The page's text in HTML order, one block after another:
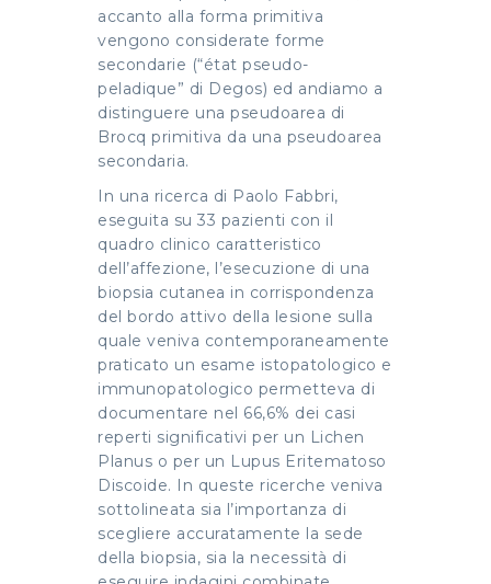
accanto alla forma primitiva
vengono considerate forme
secondarie (“état pseudo-
peladique” di Degos) ed andiamo a
distinguere una pseudoarea di
Brocq primitiva da una pseudoarea
secondaria.
In una ricerca di Paolo Fabbri,
eseguita su 33 pazienti con il
quadro clinico caratteristico
dell’affezione, l’esecuzione di una
biopsia cutanea in corrispondenza
del bordo attivo della lesione sulla
quale veniva contemporaneamente
praticato un esame istopatologico e
immunopatologico permetteva di
documentare nel 66,6% dei casi
reperti significativi per un Lichen
Planus o per un Lupus Eritematoso
Discoide. In queste ricerche veniva
sottolineata sia l’importanza di
scegliere accuratamente la sede
della biopsia, sia la necessità di